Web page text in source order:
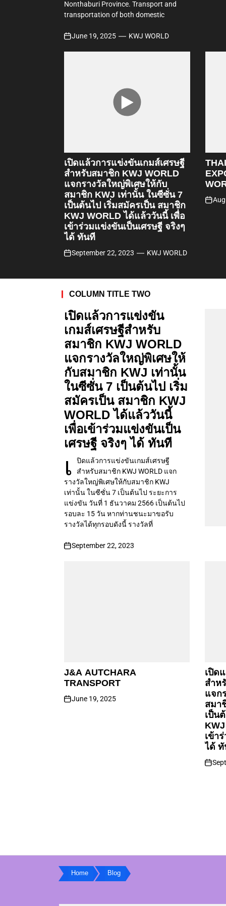
Nonthaburi Province. Transport and
transportation of both domestic
June 19, 2025 KWJ WORLD
เปิดแล้วการแข่งขันเกมส์เศรษฐี
สำหรับสมาชิก KWJ WORLD
แจกรางวัลใหญ่พิเศษให้กับ
สมาชิก KWJ เท่านั้น ในซีซั่น 7
เป็นต้นไป เริ่มสมัครเป็น สมาชิก
KWJ WORLD ได้แล้ววันนี้ เพื่อ
เข้าร่วมแข่งขันเป็นเศรษฐี จริงๆ
ได้ ทันที
September 22, 2023 KWJ WORLD
COLUMN TITLE TWO
J&A AUTCHARA
TRANSPORT
J&
A AUTCHARA TRANSPORT
LIMITED PARTNERSHIP
18/429 Bang Sue Subdistrict, Pak Kred
District, Nonthaburi Province. Transport
and transportation of both domestic
June 19, 2025
เปิดแล้วการแข่งขัน
เกมส์เศรษฐีสำหรับ
สมาชิก KWJ WORLD
แจกรางวัลใหญ่พิเศษให้
กับสมาชิก KWJ เท่านั้น
ในซีซั่น 7 เป็นต้นไป เริ่ม
สมัครเป็น สมาชิก KWJ
WORLD ได้แล้ววันนี้
เพื่อเข้าร่วมแข่งขันเป็น
เศรษฐี จริงๆ ได้ ทันที
เ
ปิดแล้วการแข่งขันเกมส์เศรษฐี
สำหรับสมาชิก KWJ WORLD แจก
รางวัลใหญ่พิเศษให้กับสมาชิก KWJ
เท่านั้น ในซีซั่น 7 เป็นต้นไป ระยะการ
แข่งขัน วันที่ 1 ธันวาคม 2566 เป็นต้นไป
รอบละ 15 วัน หากท่านชนะมาขอรับ
รางวัลได้ทุกรอบดังนี้ รางวัลที่
September 22, 2023
THAI PRODUCTS
FOR EXPORT
AROUND THE
WORLD.
M embers around the world can
request to be a joint venture
trade partner with KWJ WORL Company
Limited to import
August 3, 2023
EXPORT PRODUCTS
M embers around the world can
request to be a joint venture
trade partner with KWJ WORL Company
Limited to import
April 25, 2023
(ประกาศ)โปรโมชั่น
สำหรับสมาชิกใหม่ลง
สมัครเป็นสมาชิกรับแพค
เกจตามระดับในวันที่ 10
– 20 กันยายน 2568
ฉ ลอง การดำเนินการเปิดบริษัท ฯ
ครบ รอบ ปีที่ 6 ย่างเข้าปีที่ 7 นี้ ของ
KWJ WORLD CO.,LTD. แจก เสื้อประจำวัน
เกิด และ ทองคำแท้ และ ท่องเที่ยวญี่ปุ่น
February 28, 2023
J&A AUTCHARA
TRANSPORT
June 19, 2025
เปิด
สำห
แจก
สมา
เป็น
เข้า
ได้
Home Blog